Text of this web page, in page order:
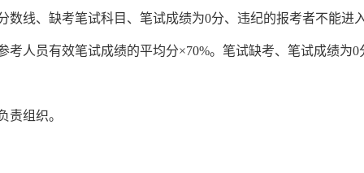
数线、缺考笔试科目、笔试成绩为0分、违纪的报考者不能进
考人员有效笔试成绩的平均分×70%。笔试缺考、笔试成绩为0
责组织。